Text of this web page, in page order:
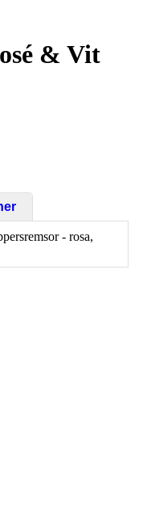
& Vit
- rosa,